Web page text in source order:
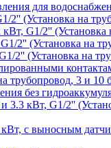
для
трубопровод, 3 и 10